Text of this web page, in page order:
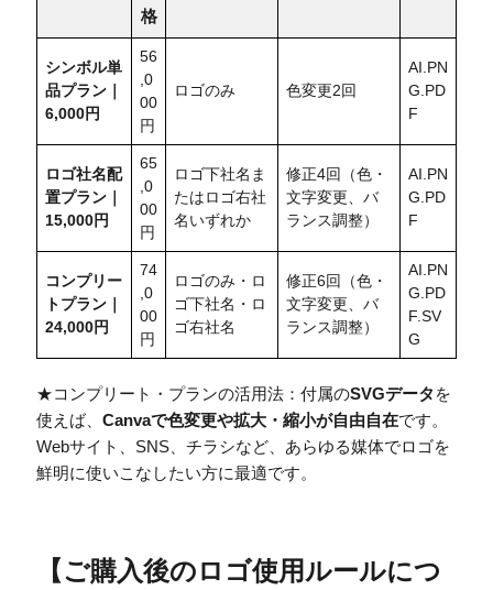
格
シンボル単
品プラン｜
6,000円
56
,0
00
円
ロゴのみ 色変更2回
AI.PN
G.PD
F
ロゴ社名配
置プラン｜
15,000円
65
,0
00
円
ロゴ下社名ま
たはロゴ右社
名いずれか
修正4回（色・
文字変更、バ
ランス調整）
AI.PN
G.PD
F
コンプリー
トプラン｜
24,000円
74
,0
00
円
ロゴのみ・ロ
ゴ下社名・ロ
ゴ右社名
修正6回（色・
文字変更、バ
ランス調整）
AI.PN
G.PD
F.SV
G
★コンプリート・プランの活用法：付属のSVGデータ を
使えば、 Canvaで色変更や拡大・縮小が自由自在です。
Webサイト、SNS、チラシなど、あらゆる媒体でロゴを
鮮明に使いこなしたい方に最適です。
【ご購入後のロゴ使用ルールにつ